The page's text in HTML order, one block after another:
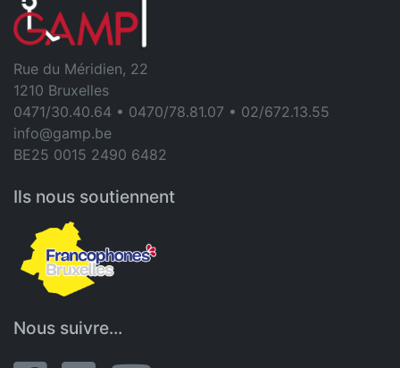
Rue du Méridien, 22
1210 Bruxelles
0471/30.40.64 • 0470/78.81.07 • 02/672.13.55
info@gamp.be
BE25 0015 2490 6482
Ils nous soutiennent
Nous suivre...